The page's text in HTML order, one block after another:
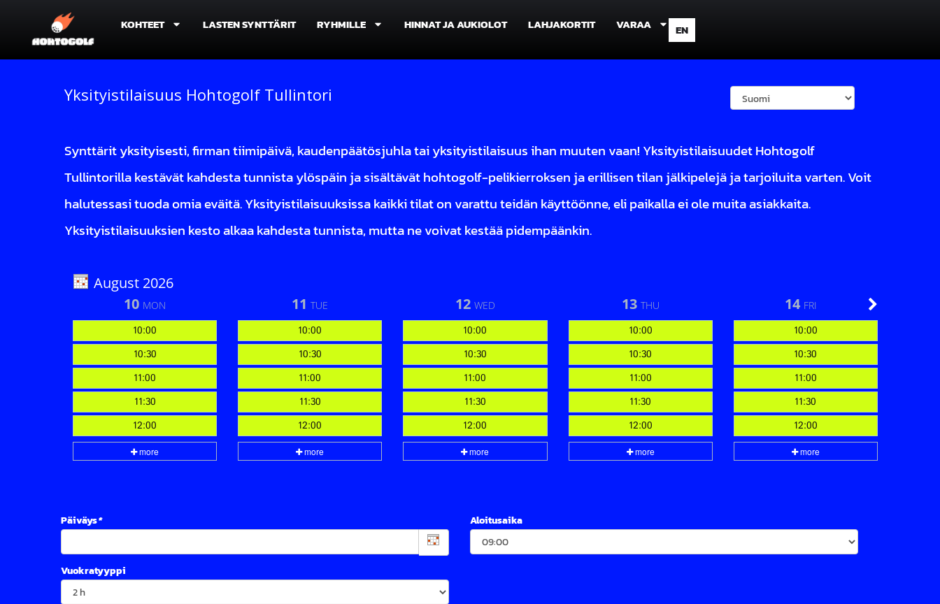
KOHTEET LASTEN SYNTTÄRIT RYHMILLE HINNAT JA AUKIOLOT LAHJAKORTIT VARAA EN
2 3
Yksityistilaisuus Hohtogolf Tullintori
Synttärit yksityisesti, firman tiimipäivä, kaudenpäätösjuhla tai yksityistilaisuus ihan muuten vaan! Yksityistilaisuudet Hohtogolf
Tullintorilla kestävät kahdesta tunnista ylöspäin ja sisältävät hohtogolf-pelikierroksen ja erillisen tilan jälkipelejä ja tarjoiluita varten. Voit
halutessasi tuoda omia eväitä. Yksityistilaisuuksissa kaikki tilat on varattu teidän käyttöönne, eli paikalla ei ole muita asiakkaita.
Yksityistilaisuuksien kesto alkaa kahdesta tunnista, mutta ne voivat kestää pidempäänkin.
Päiväys* Aloitusaika
Vuokratyyppi